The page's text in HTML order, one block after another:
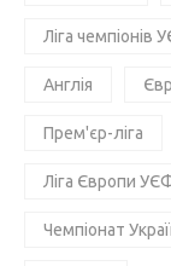
Ліга чемпіонів
Англія
Прем'єр-ліга
Ліга Європи
Чемпіонат